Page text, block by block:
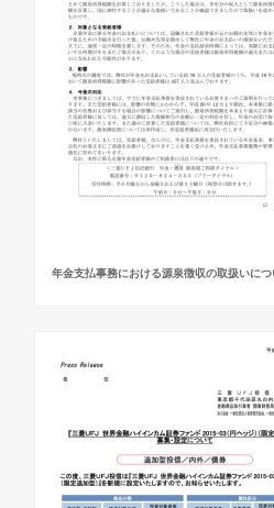
年金支払事務における源泉徴収の取扱いにつ